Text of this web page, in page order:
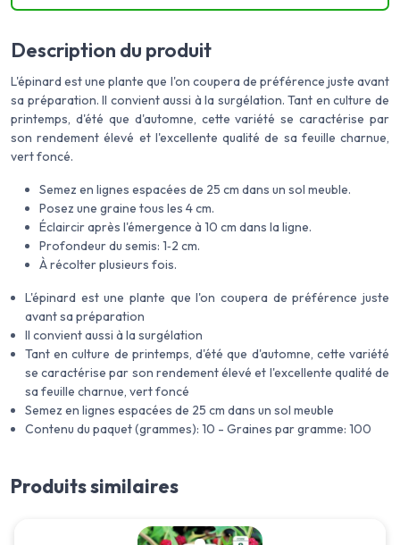
Description du produit
L'épinard est une plante que l'on coupera de préférence juste avant
sa préparation. Il convient aussi à la surgélation. Tant en culture de
printemps, d'été que d'automne, cette variété se caractérise par
son rendement élevé et l'excellente qualité de sa feuille charnue,
vert foncé.
Semez en lignes espacées de 25 cm dans un sol meuble.
Posez une graine tous les 4 cm.
Éclaircir après l'émergence à 10 cm dans la ligne.
Profondeur du semis: 1‑2 cm.
À récolter plusieurs fois.
L'épinard est une plante que l'on coupera de préférence juste
avant sa préparation
Il convient aussi à la surgélation
Tant en culture de printemps, d'été que d'automne, cette variété
se caractérise par son rendement élevé et l'excellente qualité de
sa feuille charnue, vert foncé
Semez en lignes espacées de 25 cm dans un sol meuble
Contenu du paquet (grammes): 10 - Graines par gramme: 100
Produits similaires